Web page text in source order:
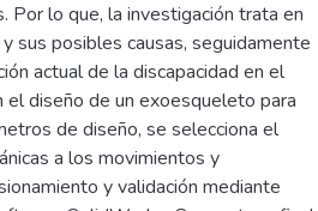
Por lo que, la investigación trata en
sus posibles causas, seguidamente
actual de la discapacidad en el
diseño de un exoesqueleto para
de diseño, se selecciona el
a los movimientos y
y validación mediante